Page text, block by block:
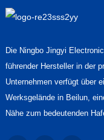
Die Ningbo Jingyi
führender Hersteller in der
Unternehmen verfügt über
Werksgelände in Beilun,
Nähe zum bedeutenden